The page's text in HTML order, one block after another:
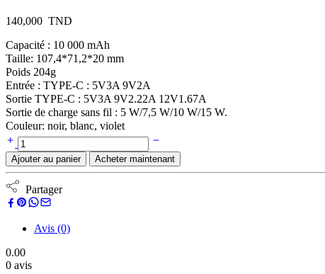
140,000 TND
Capacité : 10 000 mAh
Taille: 107,4*71,2*20 mm
Poids 204g
Entrée : TYPE-C : 5V3A 9V2A
Sortie TYPE-C : 5V3A 9V2.22A 12V1.67A
Sortie de charge sans fil : 5 W/7,5 W/10 W/15 W.
Couleur: noir, blanc, violet
Ajouter au panier Acheter maintenant
Partager
Avis (0)
0.00
0 avis